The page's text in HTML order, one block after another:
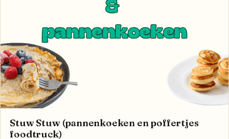
Stuw Stuw (pannenkoeken en poffertjes
foodtruck)